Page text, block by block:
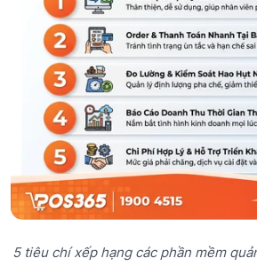
5 tiêu chí xếp hạng các phần mềm